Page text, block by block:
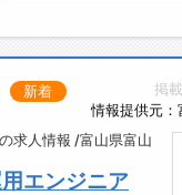
掲
情報提供元：
新着
求人情報 /富山県富山
エンジニア